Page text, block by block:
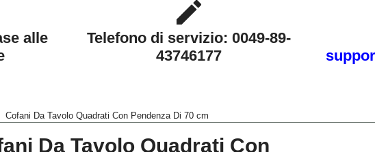
alle
Telefono di servizio: 0049-89-
43746177
Cofani Da Tavolo Quadrati Con Pendenza Di 70 cm
Da Tavolo Quadrati Con